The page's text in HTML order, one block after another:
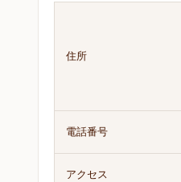
住所
電話番号
アクセス